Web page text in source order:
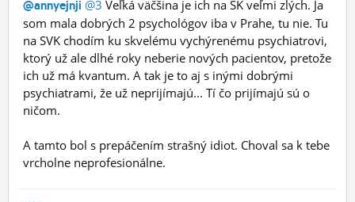
@annyejnji @3 Veľká väčšina je ich na SK veľmi zlých. Ja
som mala dobrých 2 psychológov iba v Prahe, tu nie. Tu
na SVK chodím ku skvelému vychýrenému psychiatrovi,
ktorý už ale dlhé roky neberie nových pacientov, pretože
ich už má kvantum. A tak je to aj s inými dobrými
psychiatrami, že už neprijímajú... Tí čo prijímajú sú o
ničom.
A tamto bol s prepáčením strašný idiot. Choval sa k tebe
vrcholne neprofesionálne.